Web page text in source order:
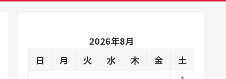
2026年8月
日
月 火 水 木 金
土